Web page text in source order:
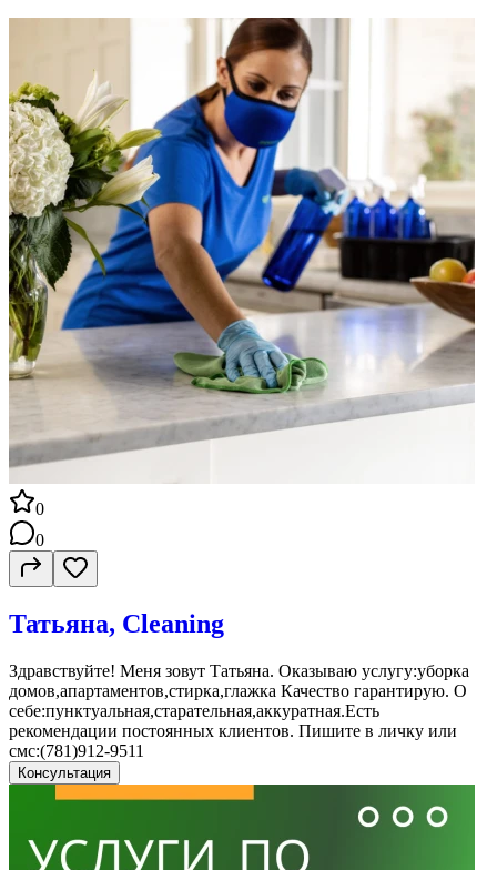
0
0
Татьяна, Cleaning
Здравствуйте! Меня зовут Татьяна. Оказываю услугу:уборка
домов,апартаментов,стирка,глажка Качество гарантирую. О
себе:пунктуальная,старательная,аккуратная.Есть
рекомендации постоянных клиентов. Пишите в личку или
смс:(781)912-9511
Консультация